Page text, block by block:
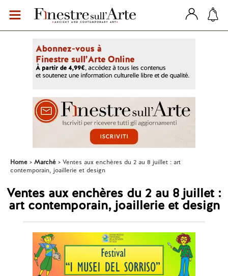
Home Marché
Ventes aux enchères du 2 au 8 juillet : art
contemporain, joaillerie et design
Ventes aux enchères du 2 au 8 juillet :
art contemporain, joaillerie et design